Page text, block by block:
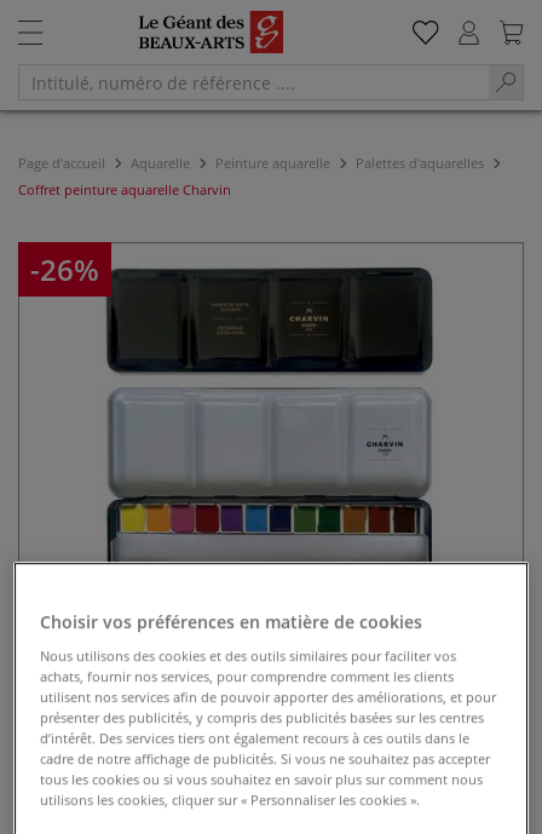
Page d'accueil Aquarelle Peinture aquarelle
Palettes d'aquarelles
Coffret peinture aquarelle Charvin
-26%
Coffret peinture aquarelle
Charvin
Choisir vos préférences en matière de cookies
Nous utilisons des cookies et des outils similaires pour faciliter vos
achats, fournir nos services, pour comprendre comment les clients
utilisent nos services afin de pouvoir apporter des améliorations, et pour
présenter des publicités, y compris des publicités basées sur les centres
d’intérêt. Des services tiers ont également recours à ces outils dans le
cadre de notre affichage de publicités. Si vous ne souhaitez pas accepter
tous les cookies ou si vous souhaitez en savoir plus sur comment nous
utilisons les cookies, cliquer sur « Personnaliser les cookies ».